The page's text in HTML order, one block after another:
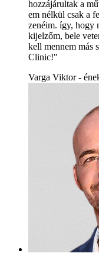
hozzájárultak a
em nélkül csak a
zenéim. így, hogy
kijelzőm, bele
kell mennem más
Clinic!"
Varga Viktor -